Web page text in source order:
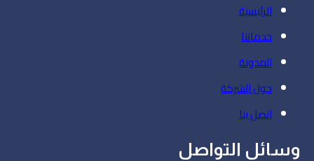
الرئيسية
خدماتنا
المدونة
حول الشركة
اتصل بنا
وسائل التواصل